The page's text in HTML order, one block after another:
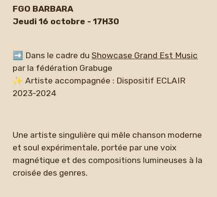
FGO BARBARA
Jeudi 16 octobre - 17H30
➡ Dans le cadre duShowcase Grand Est Music
par la fédération Grabuge
✨ Artiste accompagnée : Dispositif ECLAIR
2023-2024
Une artiste singulière qui mêle chanson moderne
et soul expérimentale, portée par une voix
magnétique et des compositions lumineuses à la
croisée des genres.